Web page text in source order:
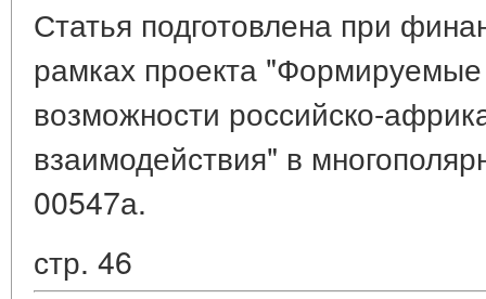
Статья подготовлена при
рамках проекта
возможности российско-
взаимодействия" в
00547а.
стр. 46